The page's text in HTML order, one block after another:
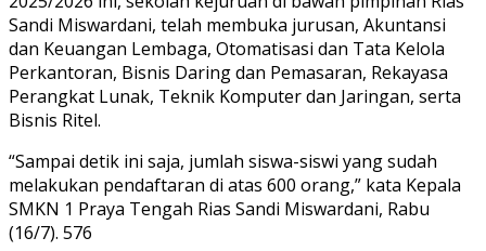
Sandi Miswardani, telah membuka jurusan, Akuntansi
dan Keuangan Lembaga, Otomatisasi dan Tata Kelola
Perkantoran, Bisnis Daring dan Pemasaran, Rekayasa
Perangkat Lunak, Teknik Komputer dan Jaringan, serta
Bisnis Ritel.
“Sampai detik ini saja, jumlah siswa-siswi yang sudah
melakukan pendaftaran di atas 600 orang,” kata Kepala
SMKN 1 Praya Tengah Rias Sandi Miswardani, Rabu
(16/7). 576